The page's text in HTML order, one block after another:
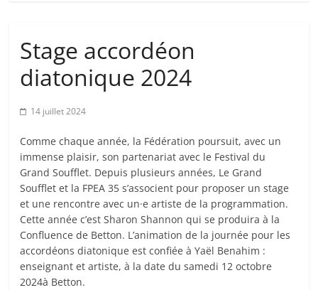
Stage accordéon
diatonique 2024
14 juillet 2024
Comme chaque année, la Fédération poursuit, avec un
immense plaisir, son partenariat avec le Festival du
Grand Soufflet. Depuis plusieurs années, Le Grand
Soufflet et la FPEA 35 s’associent pour proposer un stage
et une rencontre avec un·e artiste de la programmation.
Cette année c’est Sharon Shannon qui se produira à la
Confluence de Betton. L’animation de la journée pour les
accordéons diatonique est confiée à Yaël Benahim :
enseignant et artiste, à la date du samedi 12 octobre
2024à Betton.